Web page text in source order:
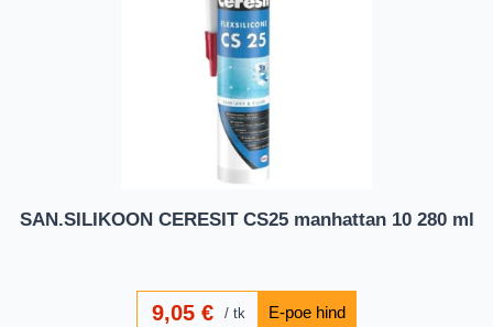
SAN.SILIKOON CERESIT CS25 manhattan 10 280 ml
9,05€ tk